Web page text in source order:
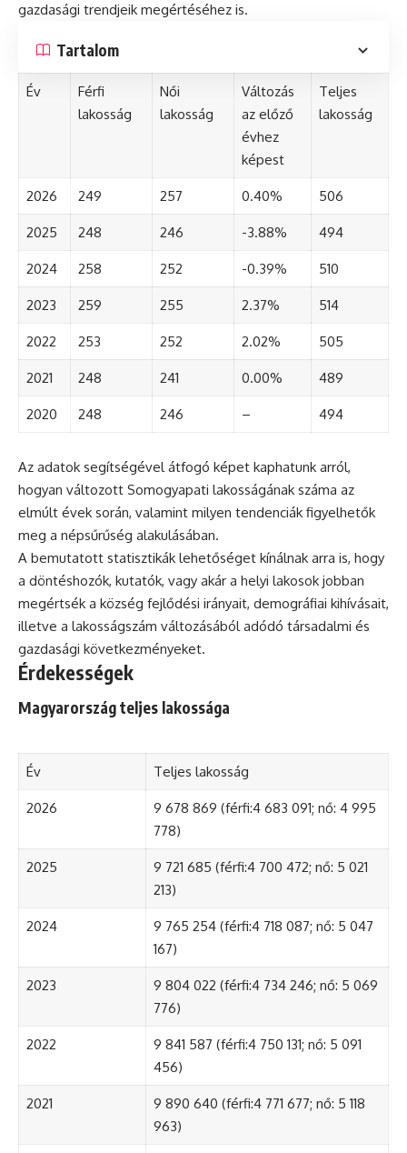
gazdasági trendjeik megértéséhez is.
Tartalom
Év
Férfi
lakosság
Női
lakosság
Változás
az előző
évhez
képest
Teljes
lakosság
2026 249 257 0.40% 506
2025 248 246 -3.88% 494
2024 258 252 -0.39% 510
2023 259 255 2.37% 514
2022 253 252 2.02% 505
2021 248 241 0.00% 489
2020 248 246 – 494
Az adatok segítségével átfogó képet kaphatunk arról,
hogyan változott Somogyapati lakosságának száma az
elmúlt évek során, valamint milyen tendenciák figyelhetők
meg a népsűrűség alakulásában.
A bemutatott statisztikák lehetőséget kínálnak arra is, hogy
a döntéshozók, kutatók, vagy akár a helyi lakosok jobban
megértsék a község fejlődési irányait, demográfiai kihívásait,
illetve a lakosságszám változásából adódó társadalmi és
gazdasági következményeket.
Érdekességek
Magyarország teljes lakossága
Év Teljes lakosság
2026
9 678 869 (férfi:4 683 091; nő: 4 995
778)
2025
9 721 685 (férfi:4 700 472; nő: 5 021
213)
2024
9 765 254 (férfi:4 718 087; nő: 5 047
167)
2023
9 804 022 (férfi:4 734 246; nő: 5 069
776)
2022
9 841 587 (férfi:4 750 131; nő: 5 091
456)
2021
9 890 640 (férfi:4 771 677; nő: 5 118
963)